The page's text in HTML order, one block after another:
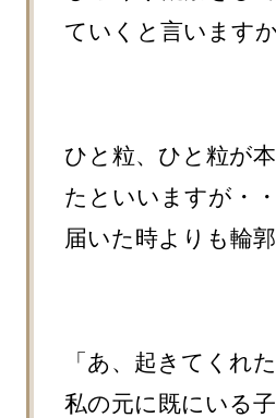
ていくと言います
ひと粒、ひと粒が
たといいますが・・
届いた時よりも輪
「あ、起きてくれ
私の元に既にいる